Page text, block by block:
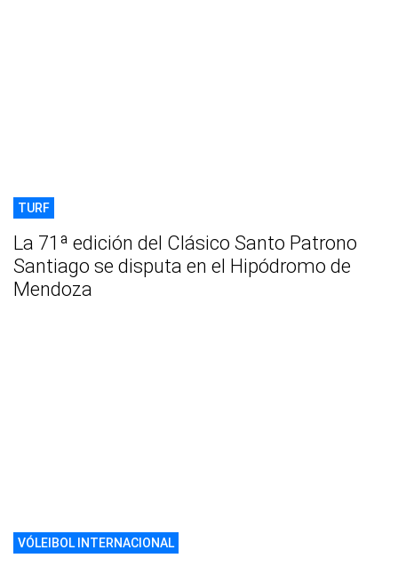
TURF
La 71ª edición del Clásico Santo Patrono
Santiago se disputa en el Hipódromo de
Mendoza
VÓLEIBOL INTERNACIONAL